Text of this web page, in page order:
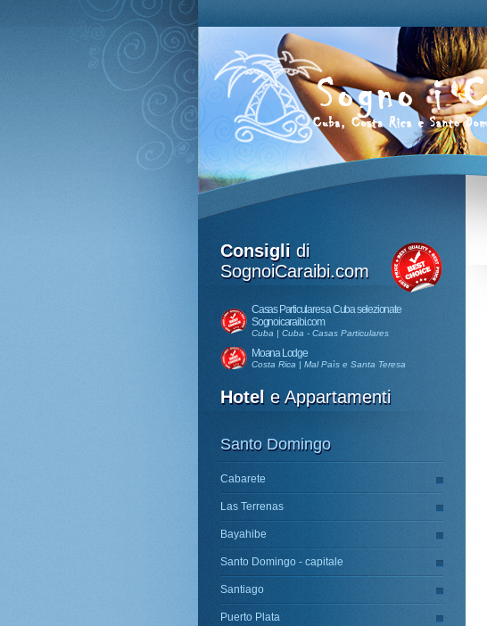
Consigli di
SognoiCaraibi.com
Casas Particulares a Cuba selezionate
Sognoicaraibi.com
Cuba | Cuba - Casas Particulares
Moana Lodge
Costa Rica | Mal Paìs e Santa Teresa
Hotel e Appartamenti
Santo Domingo
Cabarete
Las Terrenas
Bayahibe
Santo Domingo - capitale
Santiago
Puerto Plata